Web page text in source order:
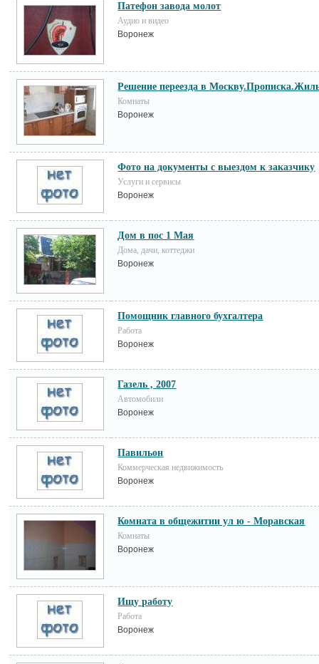
Патефон завода молот
Аудио и видео
Воронеж
Решение переезда в
Комнаты
Воронеж
Фото на документы с выездом к заказчику
Услуги и сервисы
Воронеж
Дом в пос 1 Мая
Дома, дачи, коттеджи
Воронеж
Помощник главного бухгалтера
Работа
Воронеж
Газель , 2007
Автомобили
Воронеж
Павильон
Коммерческая недвижимость
Воронеж
Комната в общежитии ул ю - Моравская
Комнаты
Воронеж
Ищу работу
Работа
Воронеж